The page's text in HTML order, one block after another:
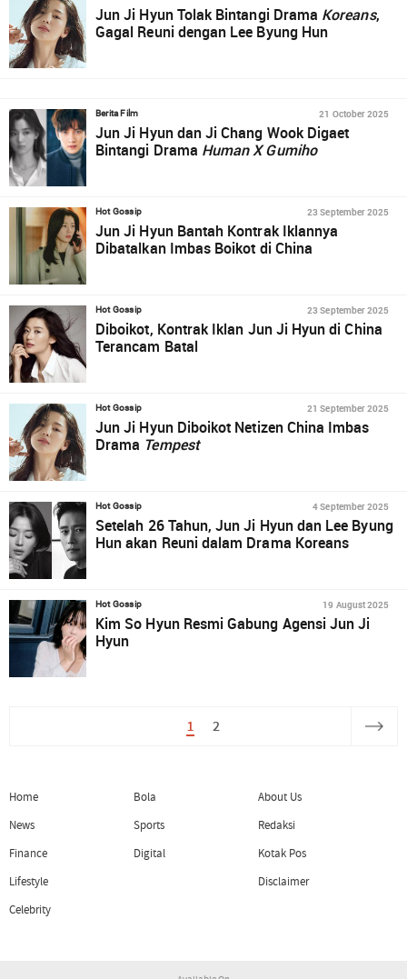
Jun Ji Hyun Tolak Bintangi Drama Koreans,
Gagal Reuni dengan Lee Byung Hun
Berita Film 21 October 2025
Jun Ji Hyun dan Ji Chang Wook Digaet
Bintangi Drama Human X Gumiho
Hot Gossip 23 September 2025
Jun Ji Hyun Bantah Kontrak Iklannya
Dibatalkan Imbas Boikot di China
Hot Gossip 23 September 2025
Diboikot, Kontrak Iklan Jun Ji Hyun di China
Terancam Batal
Hot Gossip 21 September 2025
Jun Ji Hyun Diboikot Netizen China Imbas
Drama Tempest
Hot Gossip 4 September 2025
Setelah 26 Tahun, Jun Ji Hyun dan Lee Byung
Hun akan Reuni dalam Drama Koreans
Hot Gossip 19 August 2025
Kim So Hyun Resmi Gabung Agensi Jun Ji
Hyun
1 2
Home
News
Finance
Lifestyle
Celebrity
Bola
Sports
Digital
About Us
Redaksi
Kotak Pos
Disclaimer